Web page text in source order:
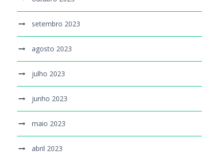
setembro 2023
agosto 2023
julho 2023
junho 2023
maio 2023
abril 2023